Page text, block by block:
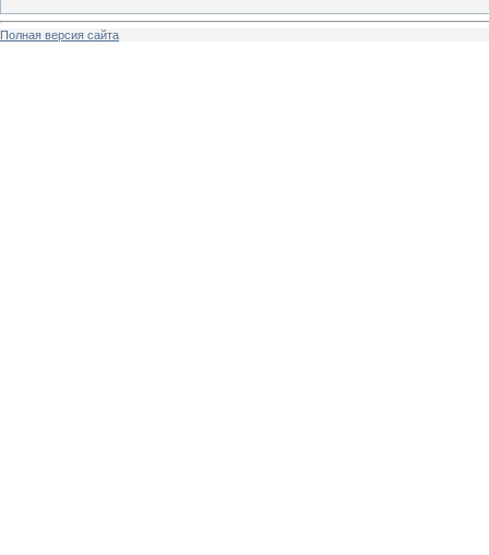
Полная версия сайта